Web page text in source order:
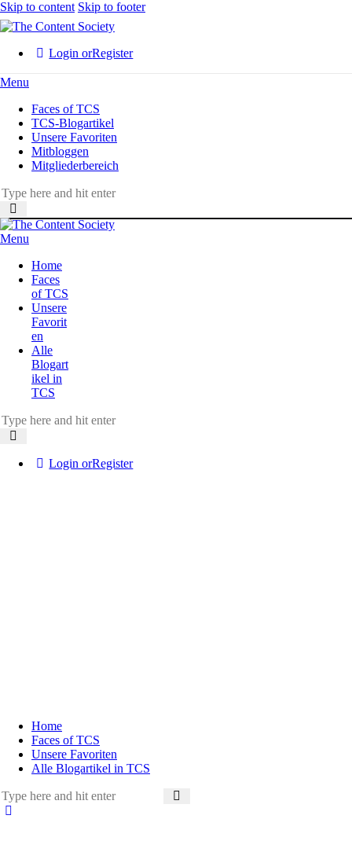
Skip to content Skip to footer
Login orRegister
Menu
Faces of TCS
TCS-Blogartikel
Unsere Favoriten
Mitbloggen
Mitgliederbereich
Menu
Home
Faces
of TCS
Unsere
Favorit
en
Alle
Blogart
ikel in
TCS
Login orRegister
Home
Faces of TCS
Unsere Favoriten
Alle Blogartikel in TCS